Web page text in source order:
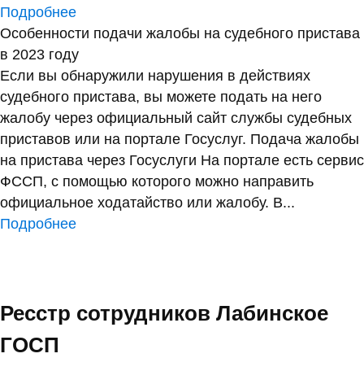
Подробнее
Особенности подачи жалобы на судебного пристава
в 2023 году
Если вы обнаружили нарушения в действиях
судебного пристава, вы можете подать на него
жалобу через официальный сайт службы судебных
приставов или на портале Госуслуг. Подача жалобы
на пристава через Госуслуги На портале есть сервис
ФССП, с помощью которого можно направить
официальное ходатайство или жалобу. В...
Подробнее
Ресстр сотрудников Лабинское
ГОСП